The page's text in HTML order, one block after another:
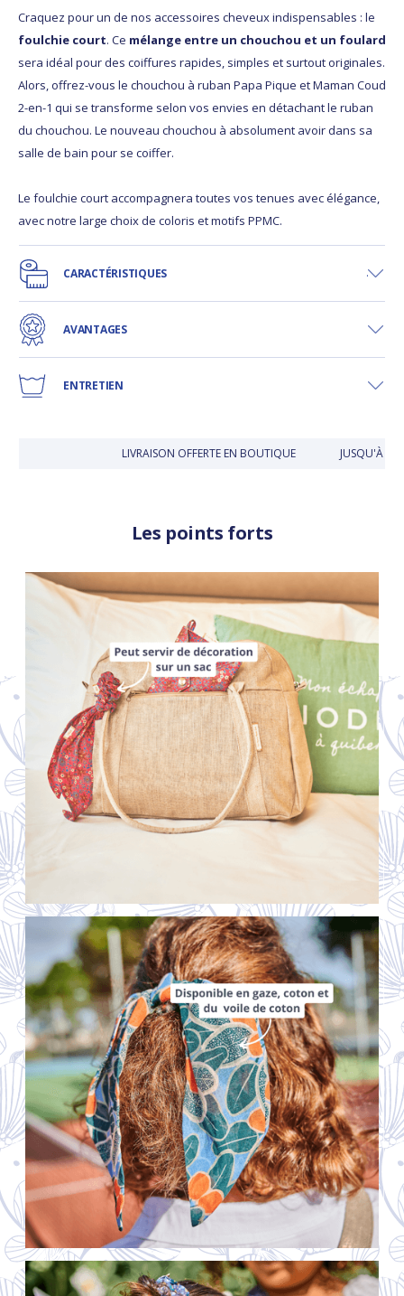
Craquez pour un de nos accessoires cheveux indispensables : le
foulchie court. Ce mélange entre un chouchou et un foulard
sera idéal pour des coiffures rapides, simples et surtout originales.
Alors, offrez-vous le chouchou à ruban Papa Pique et Maman Coud
2-en-1 qui se transforme selon vos envies en détachant le ruban
du chouchou. Le nouveau chouchou à absolument avoir dans sa
salle de bain pour se coiffer.
Le foulchie court accompagnera toutes vos tenues avec élégance,
avec notre large choix de coloris et motifs PPMC.
CARACTÉRISTIQUES
AVANTAGES
ENTRETIEN
LIVRAISON OFFERTE EN BOUTIQUE JUSQU'À 30
Les points forts